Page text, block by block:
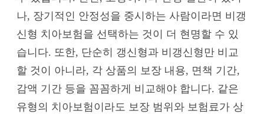
나, 장기적인 안정성을 중시하는 사람이라면 비갱
신형 치아보험을 선택하는 것이 더 현명할 수 있
습니다. 또한, 단순히 갱신형과 비갱신형만 비교
할 것이 아니라, 각 상품의 보장 내용, 면책 기간,
감액 기간 등을 꼼꼼하게 비교해야 합니다. 같은
유형의 치아보험이라도 보장 범위와 보험료가 상